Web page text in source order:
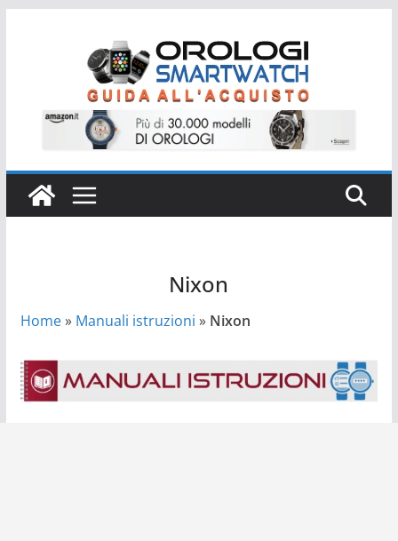
Nixon
Home» Manuali istruzioni » Nixon